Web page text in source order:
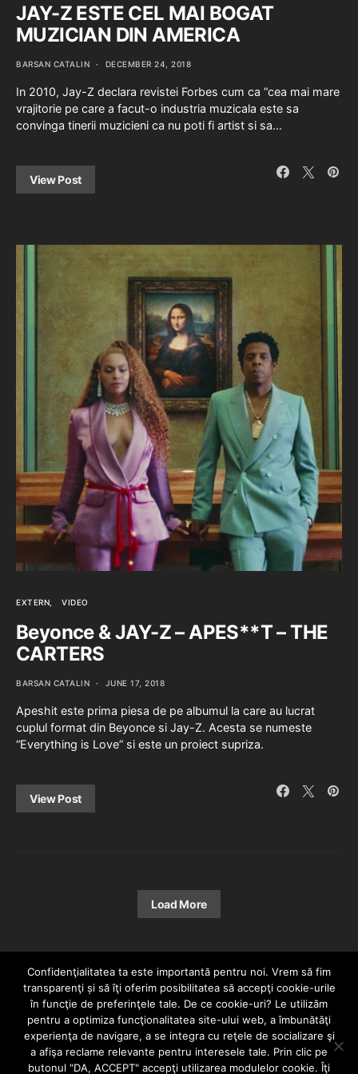
JAY-Z ESTE CEL MAI BOGAT
MUZICIAN DIN AMERICA
BARSAN CATALIN DECEMBER 24, 2018
In 2010, Jay-Z declara revistei Forbes cum ca “cea mai mare
vrajitorie pe care a facut-o industria muzicala este sa
convinga tinerii muzicieni ca nu poti fi artist si sa…
View Post
EXTERN VIDEO
Beyonce & JAY-Z – APES**T – THE
CARTERS
BARSAN CATALIN JUNE 17, 2018
Apeshit este prima piesa de pe albumul la care au lucrat
cuplul format din Beyonce si Jay-Z. Acesta se numeste
“Everything is Love” si este un proiect supriza.
View Post
Load More
HOME CONTACT POLITICĂ DE CONFIDENȚIALITATE
Confidenţialitatea ta este importantă pentru noi. Vrem să fim
transparenţi și să îţi oferim posibilitatea să accepţi cookie-urile
în funcţie de preferinţele tale. De ce cookie-uri? Le utilizăm
pentru a optimiza funcţionalitatea site-ului web, a îmbunătăţi
experienţa de navigare, a se integra cu reţele de socializare şi
a afişa reclame relevante pentru interesele tale. Prin clic pe
butonul "DA, ACCEPT" accepţi utilizarea modulelor cookie. Îţi